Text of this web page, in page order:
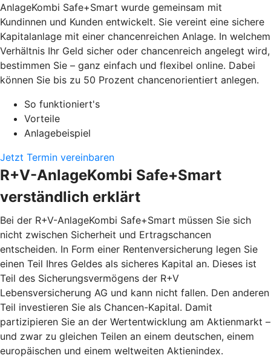
AnlageKombi Safe+Smart wurde gemeinsam mit
Kundinnen und Kunden entwickelt. Sie vereint eine sichere
Kapitalanlage mit einer chancenreichen Anlage. In welchem
Verhältnis Ihr Geld sicher oder chancenreich angelegt wird,
bestimmen Sie – ganz einfach und flexibel online. Dabei
können Sie bis zu 50 Prozent chancenorientiert anlegen.
So funktioniert's
Vorteile
Anlagebeispiel
Jetzt Termin vereinbaren
R+V-AnlageKombi Safe+Smart
verständlich erklärt
Bei der R+V-AnlageKombi Safe+Smart müssen Sie sich
nicht zwischen Sicherheit und Ertragschancen
entscheiden. In Form einer Rentenversicherung legen Sie
einen Teil Ihres Geldes als sicheres Kapital an. Dieses ist
Teil des Sicherungsvermögens der R+V
Lebensversicherung AG und kann nicht fallen. Den anderen
Teil investieren Sie als Chancen-Kapital. Damit
partizipieren Sie an der Wertentwicklung am Aktienmarkt –
und zwar zu gleichen Teilen an einem deutschen, einem
europäischen und einem weltweiten Aktienindex.